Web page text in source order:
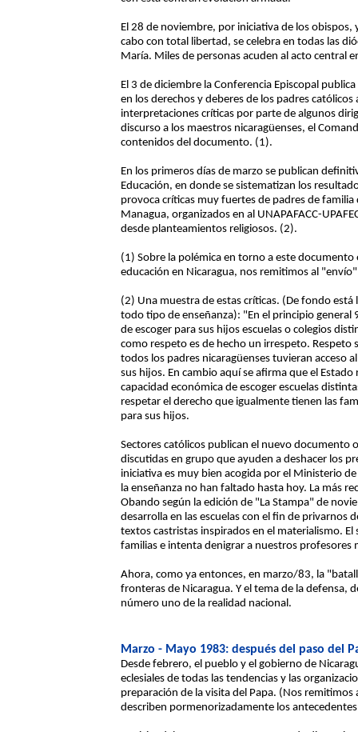
El 28 de noviembre, por iniciativa de los
cabo con total libertad, se celebra en todas las
María. Miles de personas acuden al acto central
El 3 de diciembre la Conferencia Episcopal
en los derechos y deberes de los padres
interpretaciones críticas por parte de algunos
discurso a los maestros nicaragüenses, el
contenidos del documento. (1).
En los primeros días de marzo se publican
Educación, en donde se sistematizan los
provoca críticas muy fuertes de padres de
Managua, organizados en al UNAPAFACC-
desde planteamientos religiosos. (2).
(1) Sobre la polémica en torno a este documento
educación en Nicaragua, nos remitimos al
(2) Una muestra de estas críticas. (De fondo
todo tipo de enseñanza): "En el principio general
de escoger para sus hijos escuelas o colegios
como respeto es de hecho un irrespeto. Respeto
todos los padres nicaragüenses tuvieran acceso
sus hijos. En cambio aquí se afirma que el
capacidad económica de escoger escuelas
respetar el derecho que igualmente tienen las
para sus hijos.
Sectores católicos publican el nuevo documento
discutidas en grupo que ayuden a deshacer los
iniciativa es muy bien acogida por el Ministerio
la enseñanza no han faltado hasta hoy. La más
Obando según la edición de "La Stampa" de
desarrolla en las escuelas con el fin de privarnos
textos castristas inspirados en el materialismo.
familias e intenta denigrar a nuestros
Ahora, como ya entonces, en marzo/83, la
fronteras de Nicaragua. Y el tema de la defensa,
número uno de la realidad nacional.
Marzo - Mayo 1983: después del paso del
Desde febrero, el pueblo y el gobierno de
eclesiales de todas las tendencias y las
preparación de la visita del Papa. (Nos
describen pormenorizadamente los